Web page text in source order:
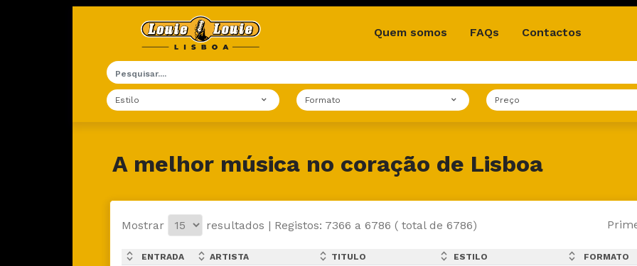
Quem somos FAQs Contactos
Estilo Formato Preço
A melhor música no coração de Lisboa
Mostrar resultados | Registos: 7366 a 6786 ( total de 6786)
expand_less
expand_more ENTRADA expand_less
expand_more ARTISTA expand_less
expand_more TITULO expand_less
expand_more ESTILO expand_less
expand_more FORMATO